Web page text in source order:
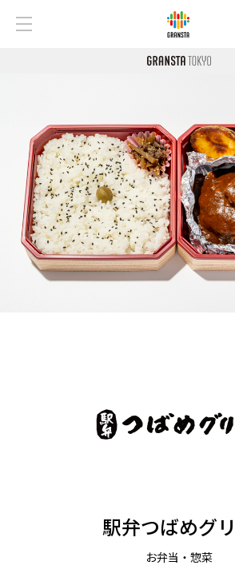
駅弁つばめグ
お弁当・惣菜